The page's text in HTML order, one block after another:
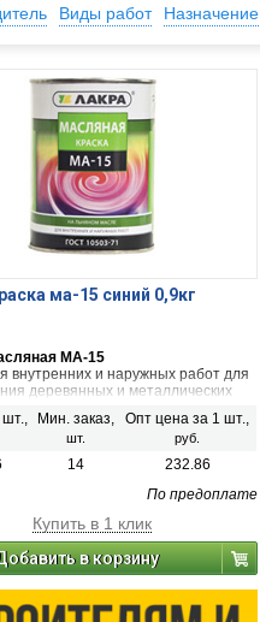
Виды работ Назначение
ма-15 синий 0,9кг
МА-15
внутренних и наружных работ для
деревянных и металлических
шт., Мин. заказ,
шт.
Опт цена за 1 шт.,
руб.
14
232.86
По предоплате
Купить в 1 клик
в корзину